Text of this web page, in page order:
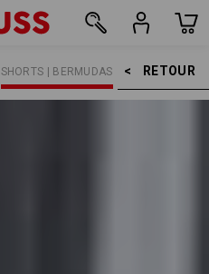
RETOUR    >
SHORTS | BERMUDAS